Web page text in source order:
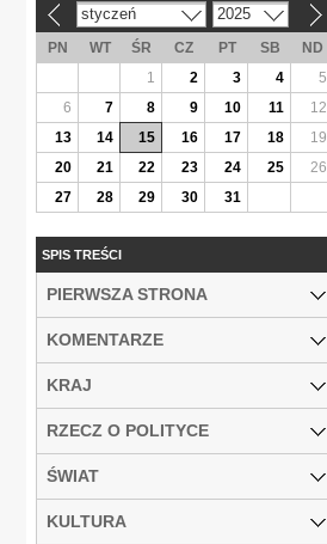
styczeń 2025
PN WT ŚR CZ PT SB
ND
1
2 3 4
5
6
7 8 9 10 11
12
13
14 15 16 17 18
19
20
21 22 23 24 25
26
27
28 29 30 31
SPIS TREŚCI
PIERWSZA STRONA
KOMENTARZE
KRAJ
RZECZ O POLITYCE
ŚWIAT
KULTURA